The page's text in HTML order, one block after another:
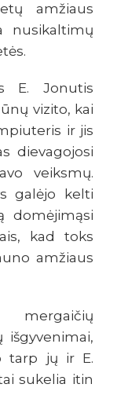
amžiaus
nusikaltimų
E. Jonutis
vizito, kai
ir jis
dievagojosi
veiksmų.
galėjo kelti
domėjimąsi
kad toks
amžiaus
mergaičių
išgyvenimai,
tarp jų ir E.
sukelia itin